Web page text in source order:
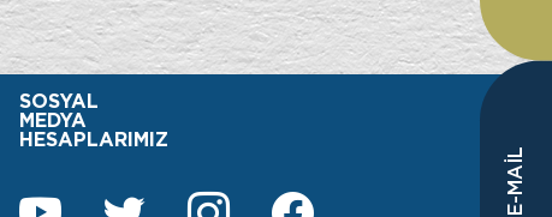
E-MAİL
SOSYAL
MEDYA
HESAPLARIMIZ